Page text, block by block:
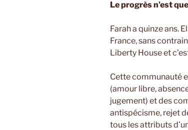
Le progrès n’est
Farah a quinze ans.
France, sans
Liberty House et
Cette communauté
(amour libre,
jugement) et des
antispécisme, rejet
tous les attributs